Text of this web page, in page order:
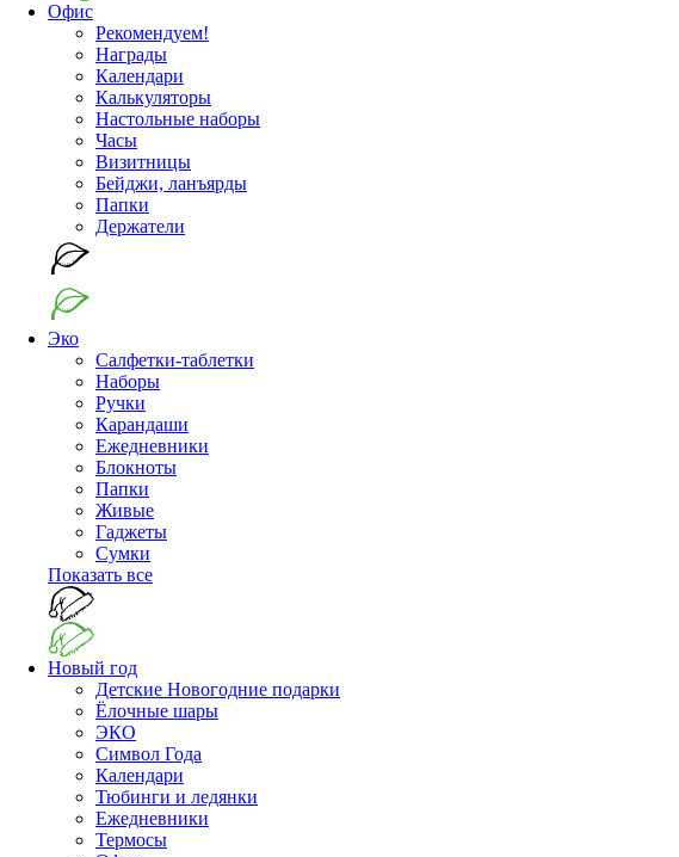
Офис
Рекомендуем!
Награды
Календари
Калькуляторы
Настольные наборы
Часы
Визитницы
Бейджи, ланъярды
Папки
Держатели
Эко
Салфетки-таблетки
Наборы
Ручки
Карандаши
Ежедневники
Блокноты
Папки
Живые
Гаджеты
Сумки
Показать все
Новый год
Детские Новогодние подарки
Ёлочные шары
ЭКО
Символ Года
Календари
Тюбинги и ледянки
Ежедневники
Термосы